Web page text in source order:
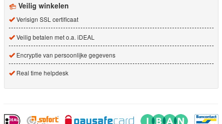
Veilig winkelen
Verisign SSL certificaat
Veilig betalen met o.a. iDEAL
Encryptie van persoonlijke gegevens
Real time helpdesk